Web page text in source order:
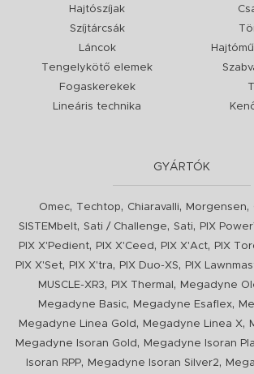
Hajtószíjak
Szíjtárcsák
Láncok
Tengelykötő elemek
Fogaskerekek
Lineáris technika
GYÁRTÓK
Omec, Techtop, Chiaravalli, Morgensen,
SISTEMbelt, Sati / Challenge, Sati, PIX
PIX X'Pedient, PIX X'Ceed , PIX X'Act, PIX
PIX X'Set, PIX X'tra, PIX Duo-XS, PIX
MUSCLE-XR3, PIX Thermal , Megadyne
Megadyne Basic, Megadyne Esaflex,
Megadyne Linea Gold , Megadyne Linea X,
Megadyne Isoran Gold , Megadyne Isoran
Isoran RPP, Megadyne Isoran Silver2,